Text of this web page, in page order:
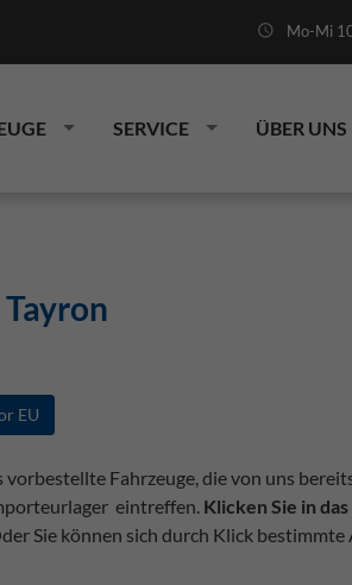
Mo-Mi
SERVICE ÜBER UNS
EU
vorbestellte Fahrzeuge, die von uns
eintreffen. Klicken Sie in
Sie können sich durch Klick